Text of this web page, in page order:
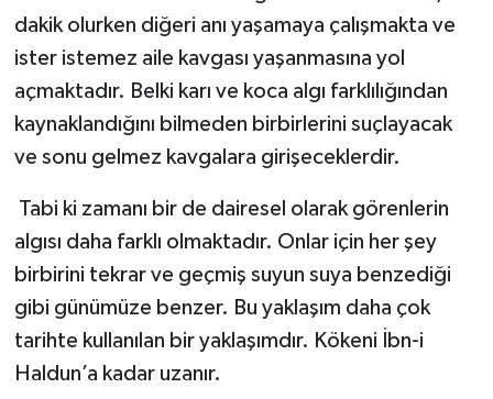
dakik olurken diğeri anı yaşamaya çalışmakta ve
ister istemez aile kavgası yaşanmasına yol
açmaktadır. Belki karı ve koca algı farklılığından
kaynaklandığını bilmeden birbirlerini suçlayacak
ve sonu gelmez kavgalara girişeceklerdir.
Tabi ki zamanı bir de dairesel olarak görenlerin
algısı daha farklı olmaktadır. Onlar için her şey
birbirini tekrar ve geçmiş suyun suya benzediği
gibi günümüze benzer. Bu yaklaşım daha çok
tarihte kullanılan bir yaklaşımdır. Kökeni İbn-i
Haldun’a kadar uzanır.